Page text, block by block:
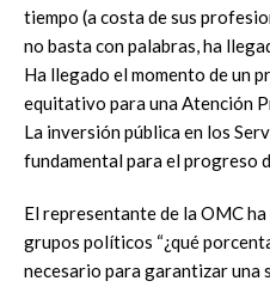
tiempo (a costa de sus
no basta con palabras, ha
Ha llegado el momento de un
equitativo para una Atención
La inversión pública en los
fundamental para el progreso
El representante de la OMC
grupos políticos “¿qué
necesario para garantizar una